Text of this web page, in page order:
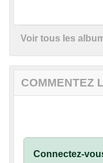
Voir tous les
COMMENTEZ
Connectez-